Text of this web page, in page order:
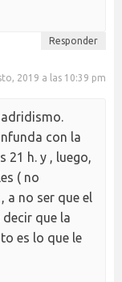
Responder
2019 a las 10:39 pm
con la
21 h. y , luego,
( no
a no ser que el
decir que la
es lo que le